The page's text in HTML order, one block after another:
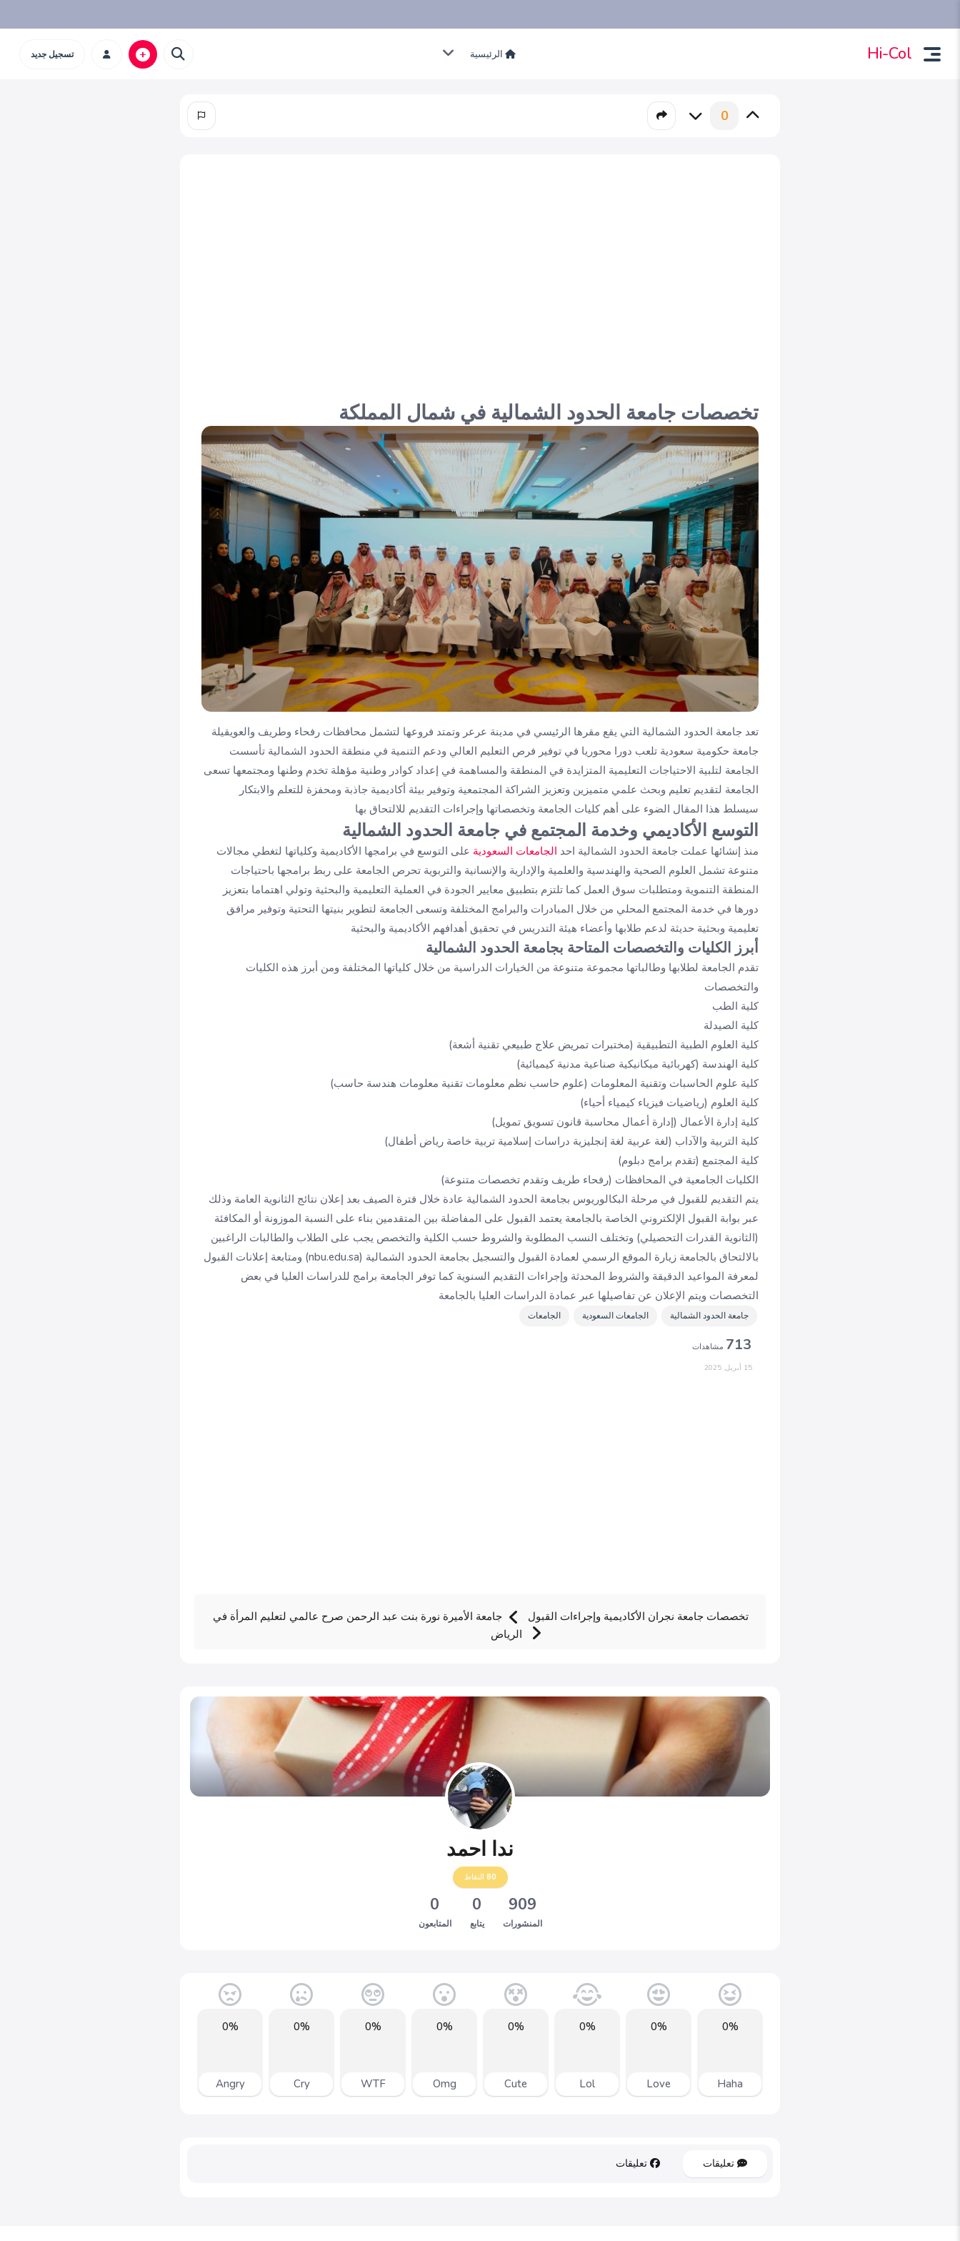
Hi-Col الرئيسية تسجيل جديد
0
تخصصات جامعة الحدود الشمالية في شمال المملكة
تعد جامعة الحدود الشمالية التي يقع مقرها الرئيسي في مدينة عرعر وتمتد فروعها لتشمل محافظات رفحاء وطريف والعويقيلة
جامعة حكومية سعودية تلعب دورا محوريا في توفير فرص التعليم العالي ودعم التنمية في منطقة الحدود الشمالية تأسست
الجامعة لتلبية الاحتياجات التعليمية المتزايدة في المنطقة والمساهمة في إعداد كوادر وطنية مؤهلة تخدم وطنها ومجتمعها تسعى
الجامعة لتقديم تعليم وبحث علمي متميزين وتعزيز الشراكة المجتمعية وتوفير بيئة أكاديمية جاذبة ومحفزة للتعلم والابتكار
سيسلط هذا المقال الضوء على أهم كليات الجامعة وتخصصاتها وإجراءات التقديم للالتحاق بها
التوسع الأكاديمي وخدمة المجتمع في جامعة الحدود الشمالية
منذ إنشائها عملت جامعة الحدود الشمالية احد الجامعات السعودية على التوسع في برامجها الأكاديمية وكلياتها لتغطي مجالات
متنوعة تشمل العلوم الصحية والهندسية والعلمية والإدارية والإنسانية والتربوية تحرص الجامعة على ربط برامجها باحتياجات
المنطقة التنموية ومتطلبات سوق العمل كما تلتزم بتطبيق معايير الجودة في العملية التعليمية والبحثية وتولي اهتماما بتعزيز
دورها في خدمة المجتمع المحلي من خلال المبادرات والبرامج المختلفة وتسعى الجامعة لتطوير بنيتها التحتية وتوفير مرافق
تعليمية وبحثية حديثة لدعم طلابها وأعضاء هيئة التدريس في تحقيق أهدافهم الأكاديمية والبحثية
أبرز الكليات والتخصصات المتاحة بجامعة الحدود الشمالية
تقدم الجامعة لطلابها وطالباتها مجموعة متنوعة من الخيارات الدراسية من خلال كلياتها المختلفة ومن أبرز هذه الكليات
والتخصصات
كلية الطب
كلية الصيدلة
كلية العلوم الطبية التطبيقية (مختبرات تمريض علاج طبيعي تقنية أشعة)
كلية الهندسة (كهربائية ميكانيكية صناعية مدنية كيميائية)
كلية علوم الحاسبات وتقنية المعلومات (علوم حاسب نظم معلومات تقنية معلومات هندسة حاسب)
كلية العلوم (رياضيات فيزياء كيمياء أحياء)
كلية إدارة الأعمال (إدارة أعمال محاسبة قانون تسويق تمويل)
كلية التربية والآداب (لغة عربية لغة إنجليزية دراسات إسلامية تربية خاصة رياض أطفال)
كلية المجتمع (تقدم برامج دبلوم)
الكليات الجامعية في المحافظات (رفحاء طريف وتقدم تخصصات متنوعة)
يتم التقديم للقبول في مرحلة البكالوريوس بجامعة الحدود الشمالية عادة خلال فترة الصيف بعد إعلان نتائج الثانوية العامة وذلك
عبر بوابة القبول الإلكتروني الخاصة بالجامعة يعتمد القبول على المفاضلة بين المتقدمين بناء على النسبة الموزونة أو المكافئة
(الثانوية القدرات التحصيلي) وتختلف النسب المطلوبة والشروط حسب الكلية والتخصص يجب على الطلاب والطالبات الراغبين
بالالتحاق بالجامعة زيارة الموقع الرسمي لعمادة القبول والتسجيل بجامعة الحدود الشمالية (nbu.edu.sa) ومتابعة إعلانات القبول
لمعرفة المواعيد الدقيقة والشروط المحدثة وإجراءات التقديم السنوية كما توفر الجامعة برامج للدراسات العليا في بعض
التخصصات ويتم الإعلان عن تفاصيلها عبر عمادة الدراسات العليا بالجامعة
جامعة الحدود الشمالية الجامعات السعودية الجامعات
713 مشاهدات
15 أبريل, 2025
جامعة الأميرة نورة بنت عبد الرحمن صرح عالمي لتعليم المرأة في
الرياض
تخصصات جامعة نجران الأكاديمية وإجراءات القبول
ندا احمد
80 النقاط
909
المنشورات
0
يتابع
0
المتابعون
0%
Haha
0%
Love
0%
Lol
0%
Cute
0%
Omg
0%
WTF
0%
Cry
0%
Angry
تعليقات تعليقات